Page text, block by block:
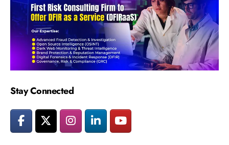
Stay Connected